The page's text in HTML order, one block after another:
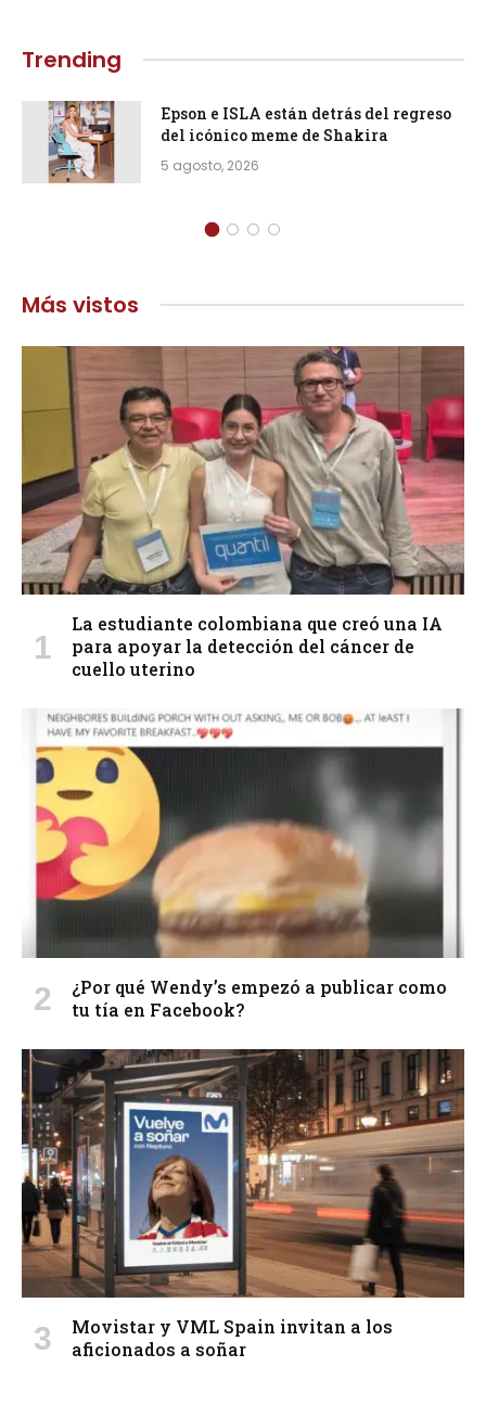
Trending
Epson e ISLA están detrás del regreso
del icónico meme de Shakira
5 agosto, 2026
Más vistos
La estudiante colombiana que creó una IA
para apoyar la detección del cáncer de
cuello uterino
¿Por qué Wendy’s empezó a publicar como
tu tía en Facebook?
Movistar y VML Spain invitan a los
aficionados a soñar